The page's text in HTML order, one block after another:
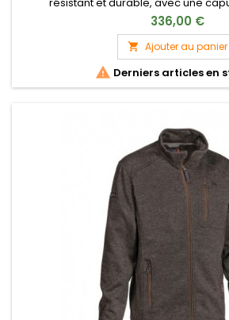
imperméable et coupe-vent. Elle
terrains rudes et difficiles par
336,00 €
 Ajouter au panier
 Derniers articles en